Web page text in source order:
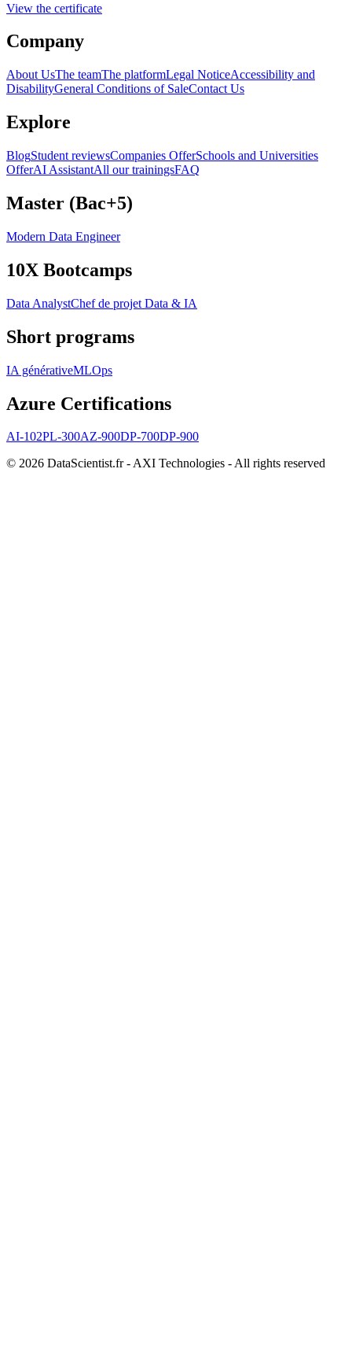
View the certificate
Company
About UsThe teamThe platformLegal NoticeAccessibility and
DisabilityGeneral Conditions of SaleContact Us
Explore
BlogStudent reviewsCompanies OfferSchools and Universities
OfferAI AssistantAll our trainingsFAQ
Master (Bac+5)
Modern Data Engineer
10X Bootcamps
Data AnalystChef de projet Data & IA
Short programs
IA générativeMLOps
Azure Certifications
AI-102PL-300AZ-900DP-700DP-900
© 2026 DataScientist.fr - AXI Technologies - All rights reserved